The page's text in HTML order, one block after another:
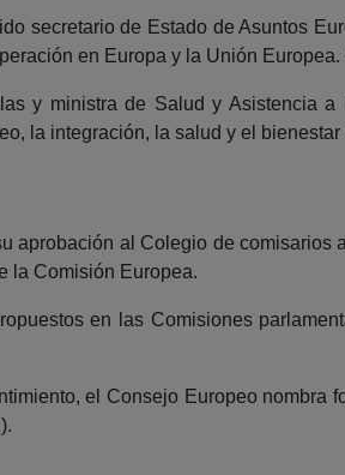
secretario de Estado de Asuntos
en Europa y la Unión
y ministra de Salud y Asistencia
la integración, la salud y el
aprobación al Colegio de
la Comisión Europea.
en las Comisiones
el Consejo Europeo nombra